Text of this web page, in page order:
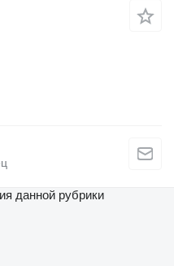
данной рубрики